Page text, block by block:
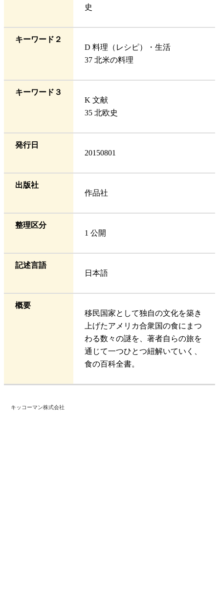
史
キーワード２
D 料理（レシピ）・生活
37 北米の料理
キーワード３
K 文献
35 北欧史
発行日
20150801
出版社
作品社
整理区分
1 公開
記述言語
日本語
概要
移民国家として独自の文化を築き
上げたアメリカ合衆国の食にまつ
わる数々の謎を、著者自らの旅を
通じて一つひとつ紐解いていく、
食の百科全書。
キッコーマン株式会社